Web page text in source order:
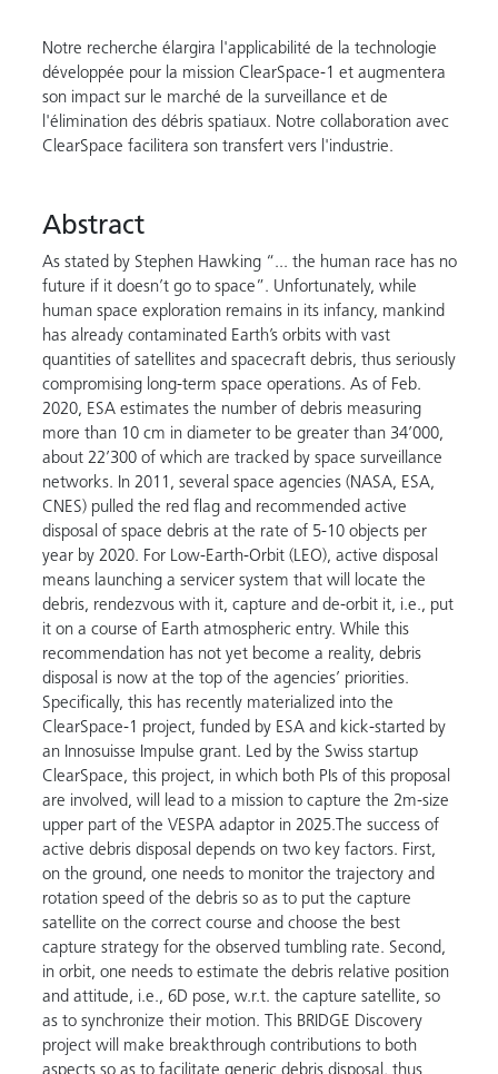
Notre recherche élargira l'applicabilité de la technologie
développée pour la mission ClearSpace-1 et augmentera
son impact sur le marché de la surveillance et de
l'élimination des débris spatiaux. Notre collaboration avec
ClearSpace facilitera son transfert vers l'industrie.
Abstract
As stated by Stephen Hawking “... the human race has no
future if it doesn’t go to space”. Unfortunately, while
human space exploration remains in its infancy, mankind
has already contaminated Earth’s orbits with vast
quantities of satellites and spacecraft debris, thus seriously
compromising long-term space operations. As of Feb.
2020, ESA estimates the number of debris measuring
more than 10 cm in diameter to be greater than 34’000,
about 22’300 of which are tracked by space surveillance
networks. In 2011, several space agencies (NASA, ESA,
CNES) pulled the red flag and recommended active
disposal of space debris at the rate of 5-10 objects per
year by 2020. For Low-Earth-Orbit (LEO), active disposal
means launching a servicer system that will locate the
debris, rendezvous with it, capture and de-orbit it, i.e., put
it on a course of Earth atmospheric entry. While this
recommendation has not yet become a reality, debris
disposal is now at the top of the agencies’ priorities.
Specifically, this has recently materialized into the
ClearSpace-1 project, funded by ESA and kick-started by
an Innosuisse Impulse grant. Led by the Swiss startup
ClearSpace, this project, in which both PIs of this proposal
are involved, will lead to a mission to capture the 2m-size
upper part of the VESPA adaptor in 2025.The success of
active debris disposal depends on two key factors. First,
on the ground, one needs to monitor the trajectory and
rotation speed of the debris so as to put the capture
satellite on the correct course and choose the best
capture strategy for the observed tumbling rate. Second,
in orbit, one needs to estimate the debris relative position
and attitude, i.e., 6D pose, w.r.t. the capture satellite, so
as to synchronize their motion. This BRIDGE Discovery
project will make breakthrough contributions to both